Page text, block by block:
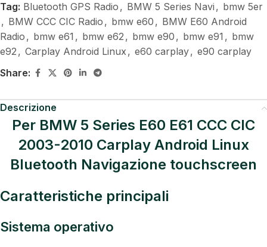
Tag: Bluetooth GPS Radio , BMW 5 Series Navi , bmw 5er
, BMW CCC CIC Radio , bmw e60 , BMW E60 Android
Radio , bmw e61 , bmw e62 , bmw e90 , bmw e91 , bmw
e92 , Carplay Android Linux , e60 carplay, e90 carplay
Share:
Descrizione
Per BMW 5 Series E60 E61 CCC CIC
2003-2010 Carplay Android Linux
Bluetooth Navigazione touchscreen
Caratteristiche principali
Sistema operativo